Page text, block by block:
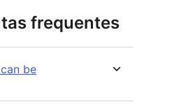
frequentes
be